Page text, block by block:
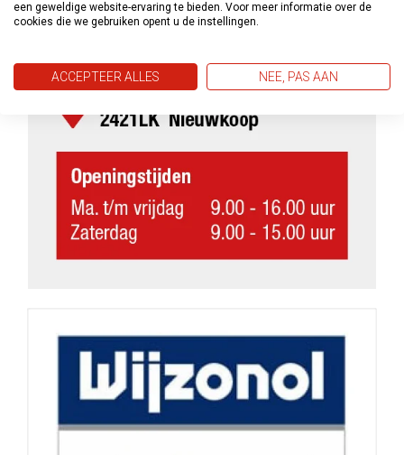
een geweldige website-ervaring te bieden. Voor meer informatie over de
cookies die we gebruiken opent u de instellingen.
ACCEPTEER ALLES NEE, PAS AAN